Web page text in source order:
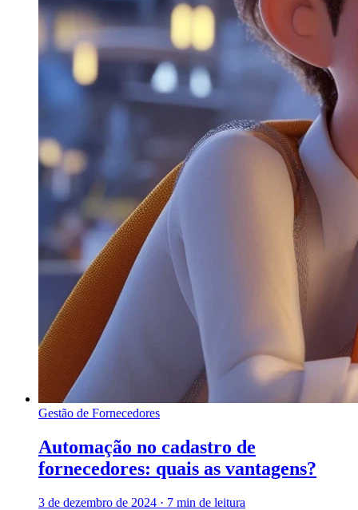
Gestão de Fornecedores
Automação no cadastro de
fornecedores: quais as vantagens?
3 de dezembro de 2024 · 7 min de leitura